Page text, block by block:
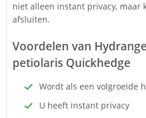
niet alleen instant privacy, maar
afsluiten.
Voordelen van
petiolaris Quickhedge
Wordt als een volgroeide
U heeft instant privacy